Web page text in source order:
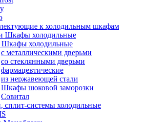
к холодильным шкафам
Шкафы холодильные
Шкафы холодильные
с металлическими дверьми
со стеклянными дверьми
фармацевтические
из нержавеющей стали
Шкафы шоковой заморозки
Совитал
сплит-системы холодильные